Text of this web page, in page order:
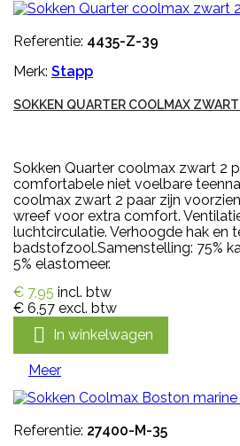
Referentie: 4435-Z-39
Merk: Stapp
SOKKEN QUARTER COOLMAX ZWART
Sokken Quarter coolmax zwart 2
comfortabele niet voelbare
coolmax zwart 2 paar zijn
wreef voor extra comfort.
luchtcirculatie. Verhoogde hak en
badstofzool.Samenstelling: 75%
5% elastomeer.
€ 7,95 incl. btw
€ 6,57 excl. btw
 In winkelwagen
Meer
Referentie: 27400-M-35